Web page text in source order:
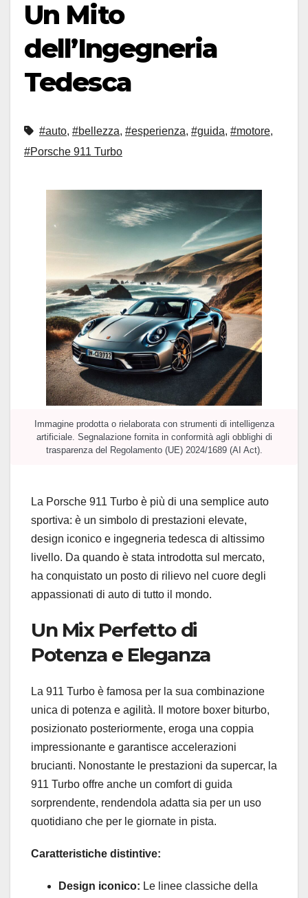
Un Mito
dell’Ingegneria
Tedesca
#auto, #bellezza, #esperienza, #guida, #motore,
#Porsche 911 Turbo
Immagine prodotta o rielaborata con strumenti di intelligenza
artificiale. Segnalazione fornita in conformità agli obblighi di
trasparenza del Regolamento (UE) 2024/1689 (AI Act).
La Porsche 911 Turbo è più di una semplice auto
sportiva: è un simbolo di prestazioni elevate,
design iconico e ingegneria tedesca di altissimo
livello. Da quando è stata introdotta sul mercato,
ha conquistato un posto di rilievo nel cuore degli
appassionati di auto di tutto il mondo.
Un Mix Perfetto di
Potenza e Eleganza
La 911 Turbo è famosa per la sua combinazione
unica di potenza e agilità. Il motore boxer biturbo,
posizionato posteriormente, eroga una coppia
impressionante e garantisce accelerazioni
brucianti. Nonostante le prestazioni da supercar, la
911 Turbo offre anche un comfort di guida
sorprendente, rendendola adatta sia per un uso
quotidiano che per le giornate in pista.
Caratteristiche distintive:
Design iconico: Le linee classiche della